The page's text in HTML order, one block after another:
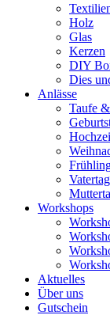
Holz
Glas
Kerzen
DIY
Dies
Anlässe
Taufe
Vatertag
Workshops
Aktuelles
Über uns
Gutschein